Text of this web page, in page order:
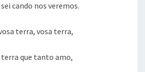
cando nos veremos.
terra, vosa terra,
terra que tanto amo,